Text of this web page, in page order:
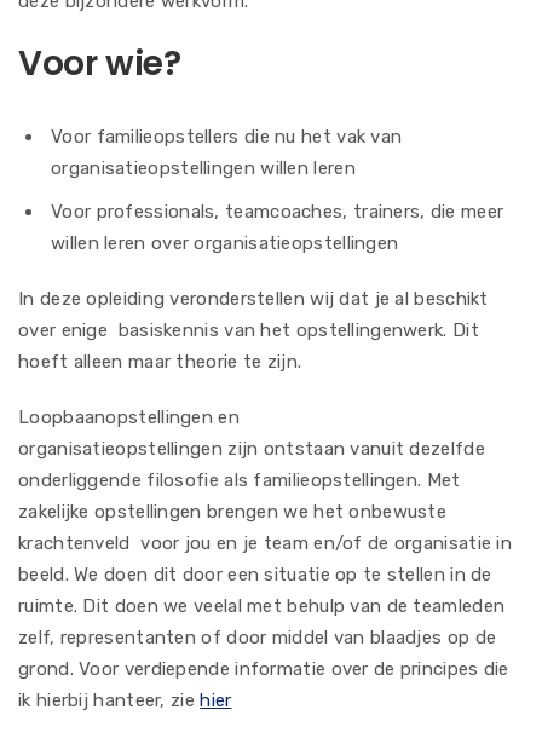
Voor wie?
Voor familieopstellers die nu het vak van
organisatieopstellingen willen leren
Voor professionals, teamcoaches, trainers, die meer
willen leren over organisatieopstellingen
In deze opleiding veronderstellen wij dat je al beschikt
over enige basiskennis van het opstellingenwerk. Dit
hoeft alleen maar theorie te zijn.
Loopbaanopstellingen en
organisatieopstellingen zijn ontstaan vanuit dezelfde
onderliggende filosofie als familieopstellingen. Met
zakelijke opstellingen brengen we het onbewuste
krachtenveld voor jou en je team en/of de organisatie in
beeld. We doen dit door een situatie op te stellen in de
ruimte. Dit doen we veelal met behulp van de teamleden
zelf, representanten of door middel van blaadjes op de
grond. Voor verdiepende informatie over de principes die
ik hierbij hanteer, ziehier